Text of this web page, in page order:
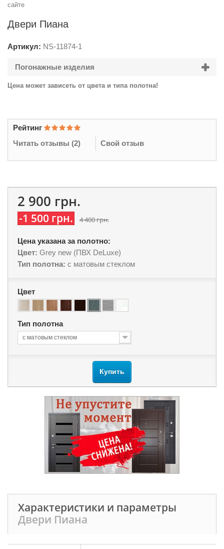
сайте
Двери Пиана
Артикул: NS-11874-1
Погонажные изделия
Цена может зависеть от цвета и типа полотна!
Рейтинг
Читать отзывы (2) Свой отзыв
2 900 грн.
-1 500 грн. 4 400 грн.
Цена указана за полотно:
Цвет: Grey new (ПВХ DeLuxe)
Тип полотна: с матовым стеклом
Цвет
Тип полотна
с матовым стеклом
Купить
Характеристики и параметры
Двери Пиана